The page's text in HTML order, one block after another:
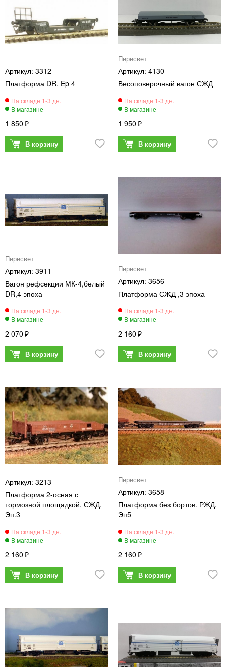
3312
Платформа DR. Ep 4
1 850
Пересвет
4130
Весоповерочный вагон СЖД
1 950
Пересвет
3911
Вагон рефсекции МК-4,белый
DR,4 эпоха
2 070
Пересвет
3656
Платформа СЖД ,3 эпоха
2 160
3213
Платформа 2-осная с
тормозной площадкой. СЖД.
Эп.3
2 160
Пересвет
3658
Платформа без бортов. РЖД.
Эп5
2 160